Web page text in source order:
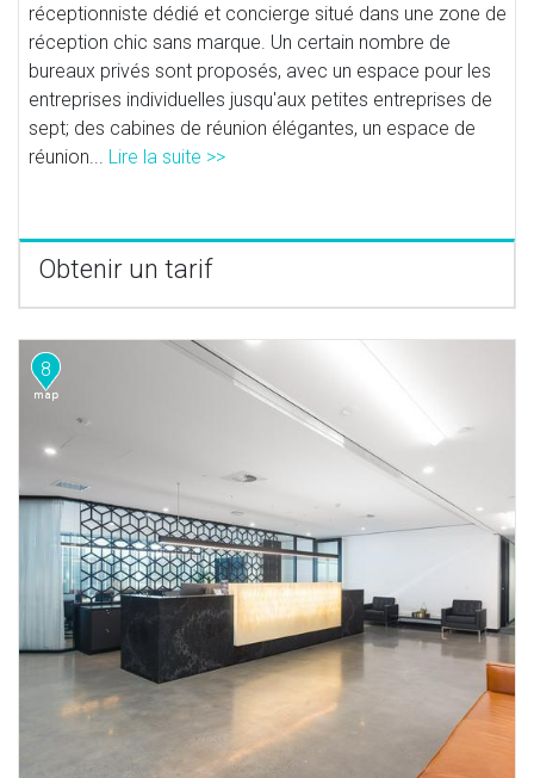
réceptionniste dédié et concierge situé dans une zone de
réception chic sans marque. Un certain nombre de
bureaux privés sont proposés, avec un espace pour les
entreprises individuelles jusqu'aux petites entreprises de
sept; des cabines de réunion élégantes, un espace de
réunion... Lire la suite >>
Obtenir un tarif
8